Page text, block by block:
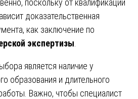
поскольку от квалификации
доказательственная
как заключение по
экспертизы
является наличие у
образования и длительного
Важно, чтобы специалист